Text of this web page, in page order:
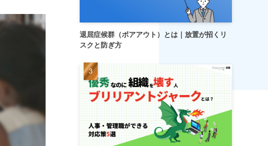
退屈症候群（ボアアウト）とは｜放置が招くリ
スクと防ぎ方